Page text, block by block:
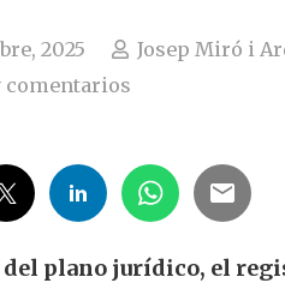
2025 Josep Miró i
comentarios
plano jurídico, el